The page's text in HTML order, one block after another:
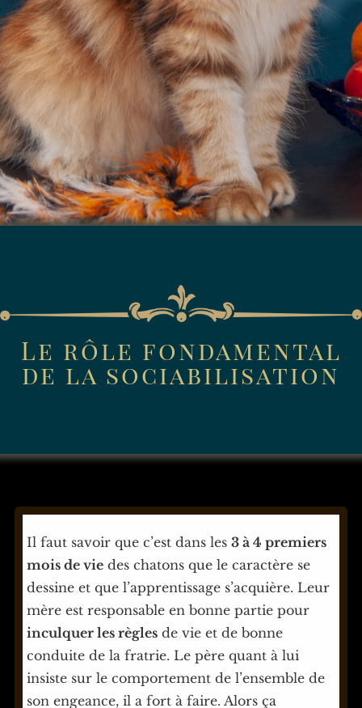
Le rôle fondamental
de la sociabilisation
Il faut savoir que c’est dans les 3 à 4 premiers
mois de viedes chatons que le caractère se
dessine et que l’apprentissage s’acquière. Leur
mère est responsable en bonne partie pour
inculquer les règlesde vie et de bonne
conduite de la fratrie. Le père quant à lui
insiste sur le comportement de l’ensemble de
son engeance, il a fort à faire. Alors ça